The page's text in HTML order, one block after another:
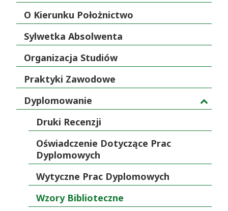
O Kierunku Położnictwo
Sylwetka Absolwenta
Organizacja Studiów
Praktyki Zawodowe
Dyplomowanie
Druki Recenzji
Oświadczenie Dotyczące Prac
Dyplomowych
Wytyczne Prac Dyplomowych
Wzory Biblioteczne